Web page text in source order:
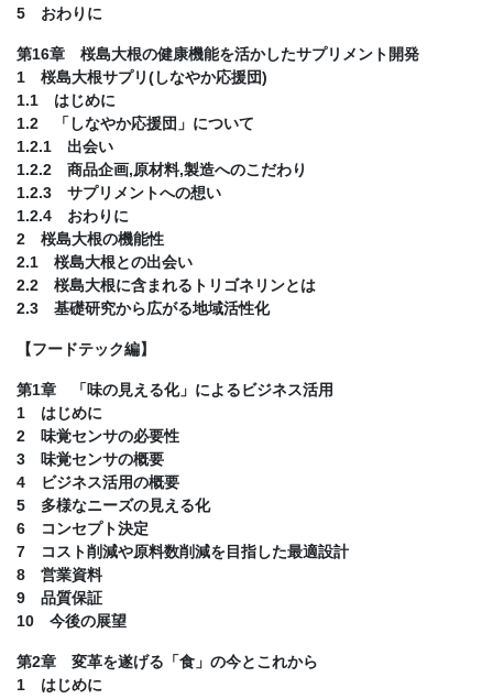
5 おわりに
第16章 桜島大根の健康機能を活かしたサプリメント開発
1 桜島大根サプリ(しなやか応援団)
1.1 はじめに
1.2 「しなやか応援団」について
1.2.1 出会い
1.2.2 商品企画,原材料,製造へのこだわり
1.2.3 サプリメントへの想い
1.2.4 おわりに
2 桜島大根の機能性
2.1 桜島大根との出会い
2.2 桜島大根に含まれるトリゴネリンとは
2.3 基礎研究から広がる地域活性化
【フードテック編】
第1章 「味の見える化」によるビジネス活用
1 はじめに
2 味覚センサの必要性
3 味覚センサの概要
4 ビジネス活用の概要
5 多様なニーズの見える化
6 コンセプト決定
7 コスト削減や原料数削減を目指した最適設計
8 営業資料
9 品質保証
10 今後の展望
第2章 変革を遂げる「食」の今とこれから
1 はじめに